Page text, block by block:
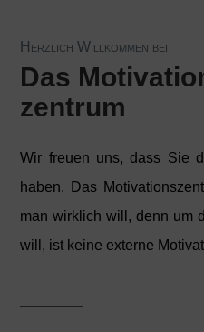
Herzlich Willkommen bei
Das
zentrum
Wir freuen uns, dass Sie
haben. Das
man wirklich will, denn um
will, ist keine externe